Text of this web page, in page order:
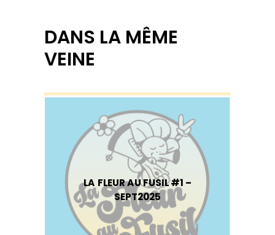
DANS LA MÊME
VEINE
LA FLEUR AU FUSIL #1 –
SEPT2025